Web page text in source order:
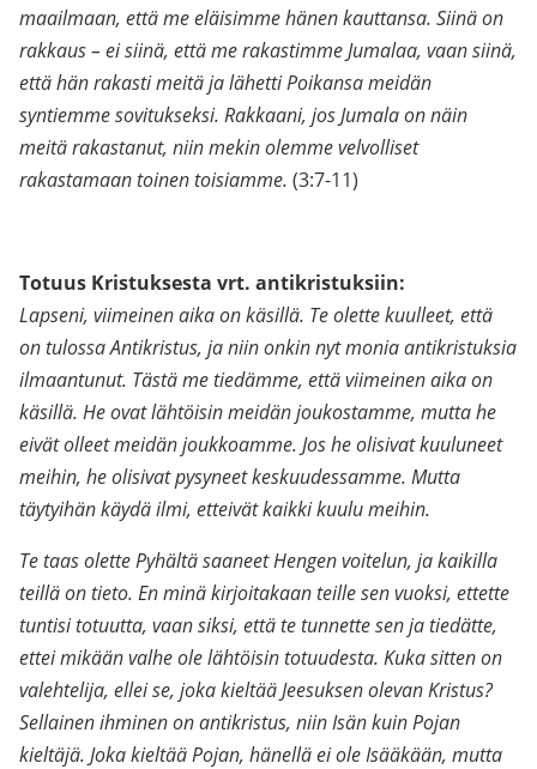
maailmaan, että me eläisimme hänen kauttansa. Siinä on
rakkaus – ei siinä, että me rakastimme Jumalaa, vaan siinä,
että hän rakasti meitä ja lähetti Poikansa meidän
syntiemme sovitukseksi. Rakkaani, jos Jumala on näin
meitä rakastanut, niin mekin olemme velvolliset
rakastamaan toinen toisiamme. (3:7-11)
Totuus Kristuksesta vrt. antikristuksiin:
Lapseni, viimeinen aika on käsillä. Te olette kuulleet, että
on tulossa Antikristus, ja niin onkin nyt monia antikristuksia
ilmaantunut. Tästä me tiedämme, että viimeinen aika on
käsillä. He ovat lähtöisin meidän joukostamme, mutta he
eivät olleet meidän joukkoamme. Jos he olisivat kuuluneet
meihin, he olisivat pysyneet keskuudessamme. Mutta
täytyihän käydä ilmi, etteivät kaikki kuulu meihin.
Te taas olette Pyhältä saaneet Hengen voitelun, ja kaikilla
teillä on tieto. En minä kirjoitakaan teille sen vuoksi, ettette
tuntisi totuutta, vaan siksi, että te tunnette sen ja tiedätte,
ettei mikään valhe ole lähtöisin totuudesta. Kuka sitten on
valehtelija, ellei se, joka kieltää Jeesuksen olevan Kristus?
Sellainen ihminen on antikristus, niin Isän kuin Pojan
kieltäjä. Joka kieltää Pojan, hänellä ei ole Isääkään, mutta